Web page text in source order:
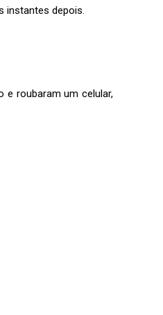
instantes depois.
e roubaram um celular,